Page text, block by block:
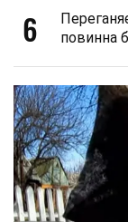
6
повинна